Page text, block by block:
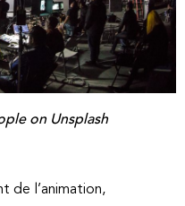
on Unsplash
de l’animation,